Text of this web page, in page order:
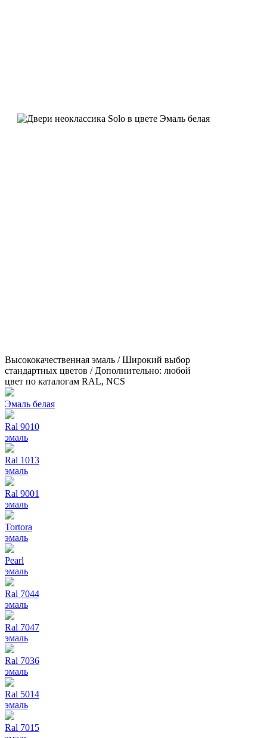
Высококачественная эмаль / Широкий выбор
стандартных цветов / Дополнительно: любой
цвет по каталогам RAL, NCS
Эмаль белая
Ral 9010
эмаль
Ral 1013
эмаль
Ral 9001
эмаль
Tortora
эмаль
Pearl
эмаль
Ral 7044
эмаль
Ral 7047
эмаль
Ral 7036
эмаль
Ral 5014
эмаль
Ral 7015